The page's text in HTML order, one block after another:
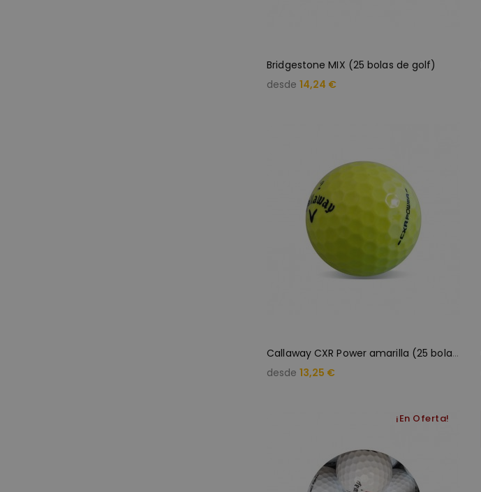
Bridgestone MIX (25 bolas de golf)
desde14,24 €
C
allaway CXR Power amarilla (25 bolas de golf)
desde13,25 €
¡En Oferta!